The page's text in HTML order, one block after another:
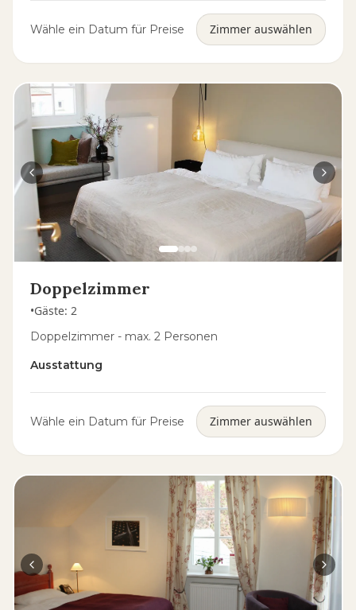
Wähle ein Datum für Preise Zimmer auswählen
Doppelzimmer
•Gäste: 2
Doppelzimmer - max. 2 Personen
Ausstattung
Wähle ein Datum für Preise Zimmer auswählen